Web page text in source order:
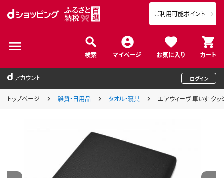
検索 マイページ お気に入り カート
ご利用可能ポイント
アカウント ログイン
トップページ 雑貨・日用品 タオル・寝具 エアウィーヴ 車いす ク